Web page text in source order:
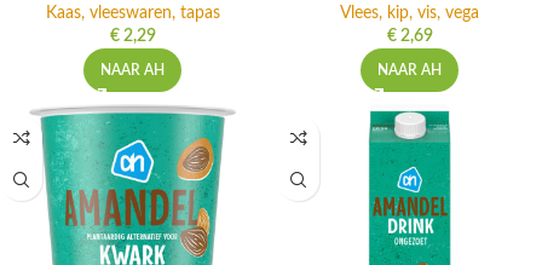
Kaas, vleeswaren, tapas
€2,29
NAAR AH
Vlees, kip, vis, vega
€2,69
NAAR AH